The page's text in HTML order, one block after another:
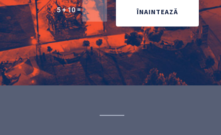
5 + 10= ÎNAINTEAZĂ